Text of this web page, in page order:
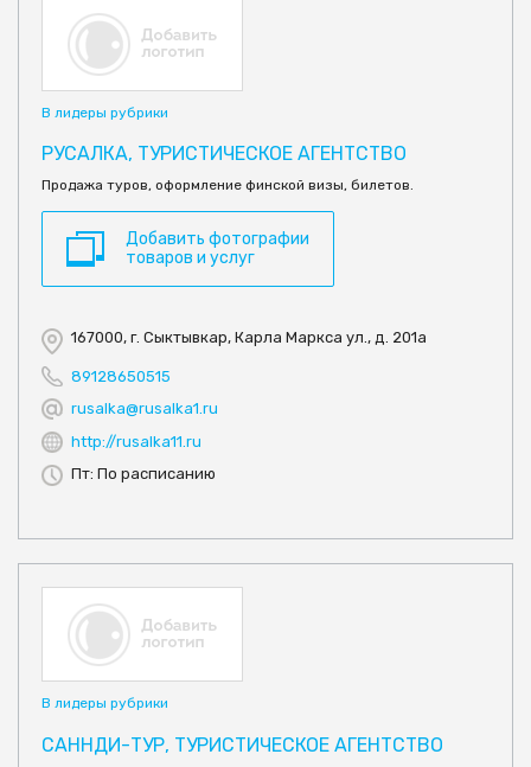
В лидеры рубрики
РУСАЛКА, ТУРИСТИЧЕСКОЕ АГЕНТСТВО
Продажа туров, оформление финской визы, билетов.
Добавить фотографии
товаров и услуг
167000, г. Сыктывкар, Карла Маркса ул., д. 201а
89128650515
rusalka@rusalka1.ru
http://rusalka11.ru
Пт: По расписанию
В лидеры рубрики
САННДИ-ТУР, ТУРИСТИЧЕСКОЕ АГЕНТСТВО